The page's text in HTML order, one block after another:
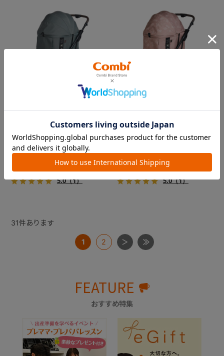
フィカゴー アジャイル 2
『FikaGO（フィカゴー）』か
ら待望の中型犬向け『アジャ
イル２』 登場！耐荷重30kg
で、しかも1秒・自動収納機能
搭載！！
￥69,300
5.0（1）
フィカゴー アジャイル 2
『FikaGO（フィカゴー）』か
イル２』 登場！耐荷重30kg
で、しかも1秒・自動収納機能
搭載！！
￥69,300
5.0（1）
31件あります
1 2
FEATURE
おすすめ特集